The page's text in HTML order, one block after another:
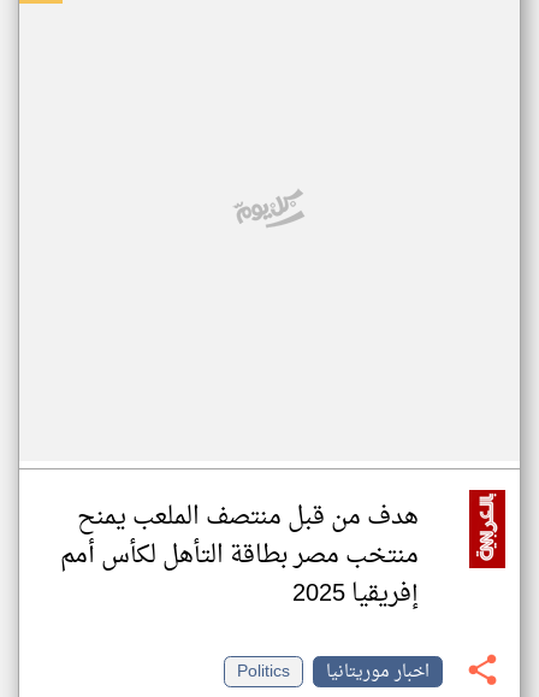
هدف من قبل منتصف الملعب يمنح
منتخب مصر بطاقة التأهل لكأس أمم
إفريقيا 2025
اخبار موريتانيا
Politics